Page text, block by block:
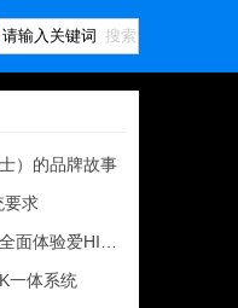
搜索
）的品牌故事
要求
爱HIFI歌剧二号
一体系统